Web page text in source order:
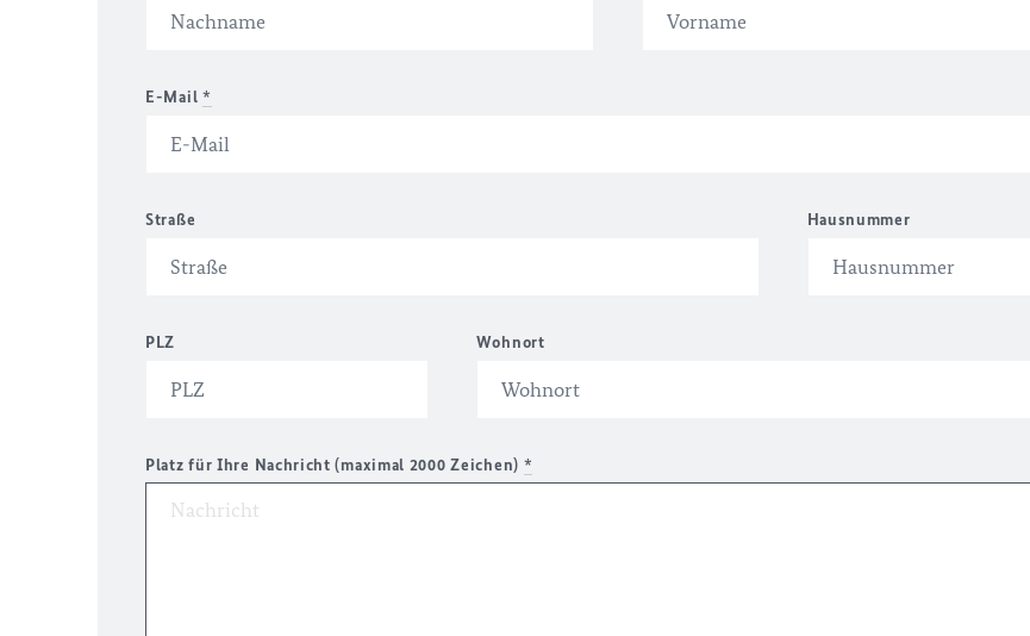
E-Mail *
Straße Hausnummer
PLZ Wohnort
Platz für Ihre Nachricht (maximal 2000 Zeichen) *